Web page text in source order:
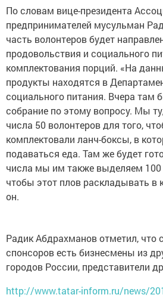
По словам вице-президента
предпринимателей мусульман
часть волонтеров будет
продовольствия и социального
комплектования порций. «На
продукты находятся в
социального питания. Вчера там
собрание по этому вопросу. Мы
числа 50 волонтеров для того,
комплектовали ланч-боксы, в
подаваться еда. Там же будет
числа мы им также выделяем 100
чтобы этот плов раскладывать в
он.
Радик Абдрахманов отметил, что
спонсоров есть бизнесмены из
городов России, представители
http://www.tatar-inform.ru/news/